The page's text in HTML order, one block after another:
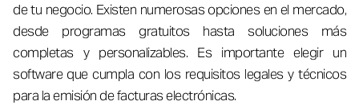
de tu negocio. Existen numerosas opciones en el mercado,
desde programas gratuitos hasta soluciones más
completas y personalizables. Es importante elegir un
software que cumpla con los requisitos legales y técnicos
para la emisión de facturas electrónicas.